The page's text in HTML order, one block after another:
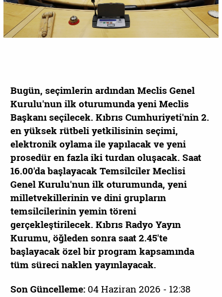
Bugün, seçimlerin ardından Meclis Genel
Kurulu'nun ilk oturumunda yeni Meclis
Başkanı seçilecek. Kıbrıs Cumhuriyeti'nin 2.
en yüksek rütbeli yetkilisinin seçimi,
elektronik oylama ile yapılacak ve yeni
prosedür en fazla iki turdan oluşacak. Saat
16.00'da başlayacak Temsilciler Meclisi
Genel Kurulu'nun ilk oturumunda, yeni
milletvekillerinin ve dini grupların
temsilcilerinin yemin töreni
gerçekleştirilecek. Kıbrıs Radyo Yayın
Kurumu, öğleden sonra saat 2.45'te
başlayacak özel bir program kapsamında
tüm süreci naklen yayınlayacak.
Son Güncelleme: 04 Haziran 2026 - 12:38